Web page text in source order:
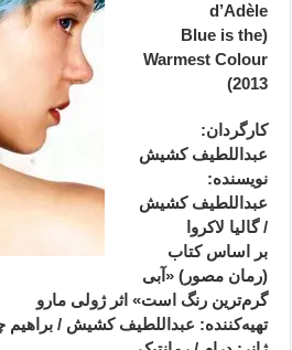
d’Adèle
(Blue is the
Warmest Colour
(2013
کارگردان:
عبداللطیف کشیش
نویسنده:
عبداللطیف کشیش
/ گالیا لاکروا
بر اساس کتاب
(رمان مصور) «آبی
گرم‌ترین رنگ است» اثر ژولی مارو
تهیه‌کننده: عبداللطیف کشیش / براهیم